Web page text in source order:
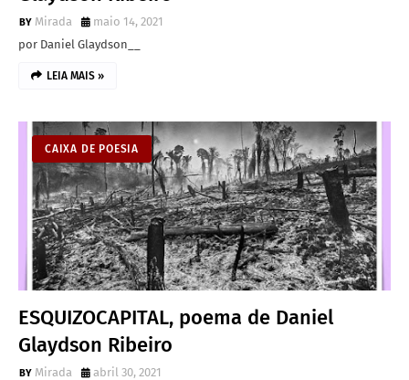
Mirada
maio 14, 2021
por Daniel Glaydson__
LEIA MAIS »
CAIXA DE POESIA
ESQUIZOCAPITAL, poema de Daniel
Glaydson Ribeiro
Mirada
abril 30, 2021